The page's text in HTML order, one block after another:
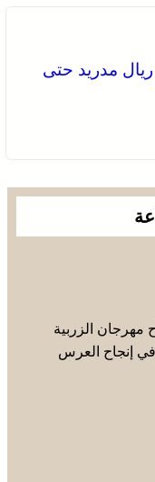
مدريد حتى
مهرجان الزربية
في إنجاح العرس